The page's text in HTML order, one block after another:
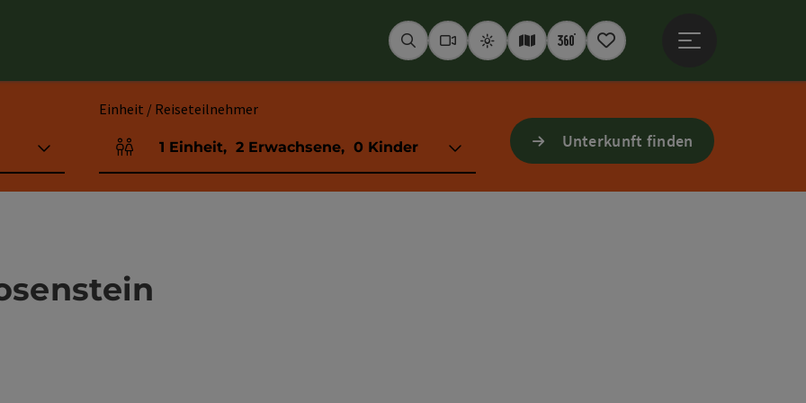
SuchenWebcams
WetterInteraktive Karte
360° Panoramen
Merkzettel
Einheit / Reiseteilnehmer
Einheitenanzahl und Personenfelder
1 Einheit, 2 Erwachsene, 0 Kinder Unterkunft finden